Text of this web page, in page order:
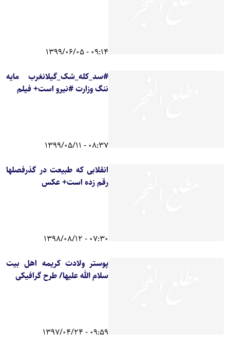
09:14 - 1399/06/05
#سد_کله_شک_گیلانغرب مایه
ننگ وزارت #نیرو است+ فیلم
08:37 - 1399/05/11
انقلابی که طبیعت در گذرفصلها
رقم زده است+ عکس
07:30 - 1398/08/12
پوستر ولادت کریمه اهل بیت
سلام الله علیها/ طرح گرافیکی
09:59 - 1397/04/24